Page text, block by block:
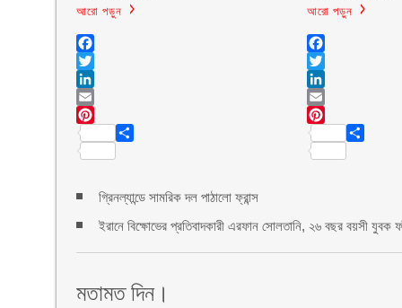
আরো পড়ুন
Facebook
Twitter
LinkedIn
Email
Pinterest
আরো পড়ুন
Facebook
Twitter
LinkedIn
Email
Pinterest
গ্রিনল্যান্ডে সামরিক দল পাঠালো ফ্রান্স
ইরানে বিক্ষোভের প্রতিবাদকারী এরফান সোলতানি, ২৬ বছর বয়সী যুবক
মতামত দিন।